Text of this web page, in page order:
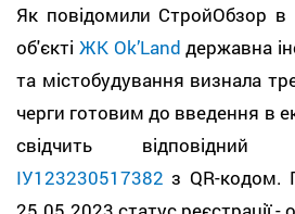
Як повідомили СтройОбзор в
об'єкті ЖК Оk’Land державна
та містобудування визнала
черги готовим до введення в
свідчить відповідний
ІУ123230517382 з QR-кодом.